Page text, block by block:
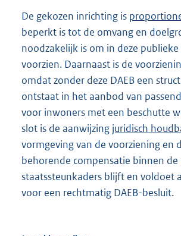
De gekozen inrichting is
beperkt is tot de omvang en
noodzakelijk is om in deze
voorzien. Daarnaast is de
omdat zonder deze DAEB een
ontstaat in het aanbod van
voor inwoners met een beschutte
slot is de aanwijzing juridisch
vormgeving van de voorziening en
behorende compensatie binnen de
staatssteunkaders blijft en voldoet
voor een rechtmatig DAEB-besluit.